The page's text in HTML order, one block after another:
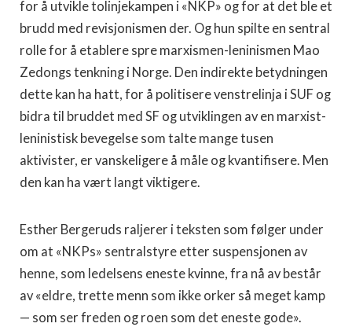
for å utvikle tolinjekampen i «NKP» og for at det ble et
brudd med revisjonismen der. Og hun spilte en sentral
rolle for å etablere spre marxismen-leninismen Mao
Zedongs tenkning i Norge. Den indirekte betydningen
dette kan ha hatt, for å politisere venstrelinja i SUF og
bidra til bruddet med SF og utviklingen av en marxist-
leninistisk bevegelse som talte mange tusen
aktivister, er vanskeligere å måle og kvantifisere. Men
den kan ha vært langt viktigere.
Esther Bergeruds raljerer i teksten som følger under
om at «NKPs» sentralstyre etter suspensjonen av
henne, som ledelsens eneste kvinne, fra nå av består
av «eldre, trette menn som ikke orker så meget kamp
— som ser freden og roen som det eneste gode».